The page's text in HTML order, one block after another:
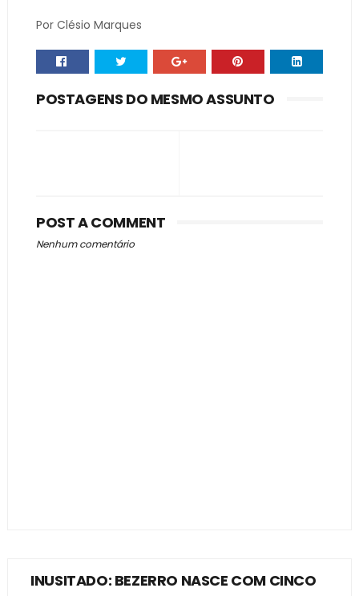
Por Clésio Marques
POSTAGENS DO MESMO ASSUNTO
POST A COMMENT
Nenhum comentário
INUSITADO: BEZERRO NASCE COM CINCO